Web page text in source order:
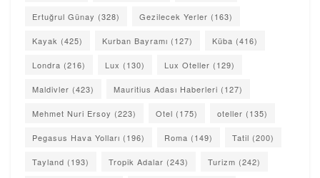
Ertuğrul Günay (328) Gezilecek Yerler (163)
Kayak (425) Kurban Bayramı (127) Küba (416)
Londra (216) Lux (130) Lux Oteller (129)
Maldivler (423) Mauritius Adası Haberleri (127)
Mehmet Nuri Ersoy (223) Otel (175) oteller (135)
Pegasus Hava Yolları (196) Roma (149) Tatil (200)
Tayland (193) Tropik Adalar (243) Turizm (242)